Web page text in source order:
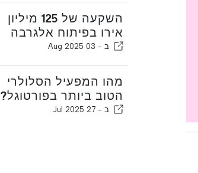
השקעה של 125 מיליון
אירו בפיתוח אלגרבה
ב - 03 Aug 2025
מהו המפעיל הסלולרי
הטוב ביותר בפורטוגל?
ב - 27 Jul 2025